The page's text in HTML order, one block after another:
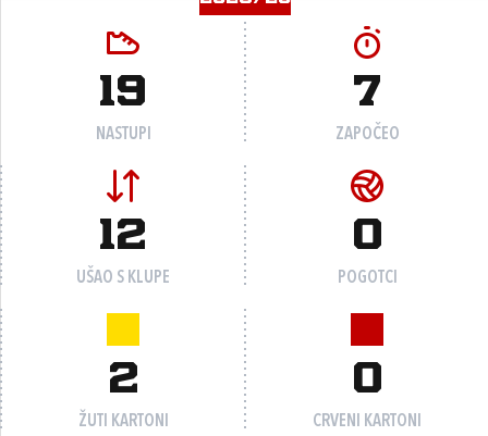
19
NASTUPI
7
ZAPOČEO
12
UŠAO S KLUPE
0
POGOTCI
2
ŽUTI KARTONI
0
CRVENI KARTONI